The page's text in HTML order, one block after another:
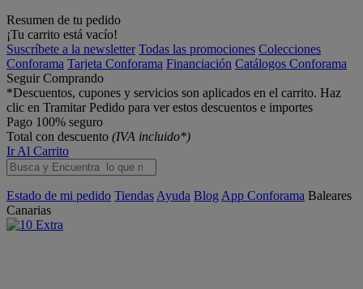
Resumen de tu pedido
¡Tu carrito está vacío!
Suscríbete a la newsletter Todas las promociones Colecciones
Conforama Tarjeta Conforama Financiación Catálogos Conforama
Seguir Comprando
*Descuentos, cupones y servicios son aplicados en el carrito. Haz
clic en Tramitar Pedido para ver estos descuentos e importes
Pago 100% seguro
Total con descuento (IVA incluido*)
Ir Al Carrito
Estado de mi pedido Tiendas Ayuda Blog App Conforama Baleares
Canarias